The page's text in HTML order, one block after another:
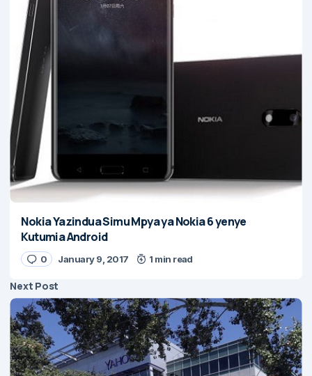
Nokia Yazindua Simu Mpya ya Nokia 6 yenye
Kutumia Android
0 January 9, 2017 1 min read
Next Post